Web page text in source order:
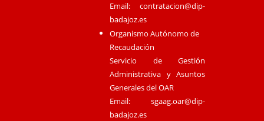
Email:contratacion@dip-
badajoz.es
Organismo Autónomo de
Recaudación
Servicio de Gestión
Administrativa y Asuntos
Generales del OAR
Email:sgaag.oar@dip-
badajoz.es